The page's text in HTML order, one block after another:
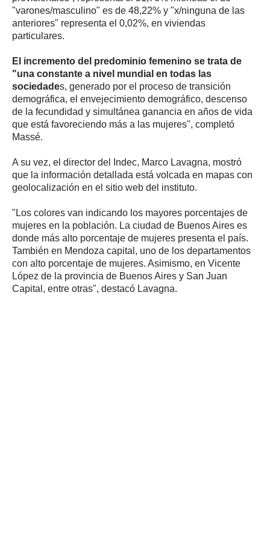
"varones/masculino" es de 48,22% y "x/ninguna de las
anteriores" representa el 0,02%, en viviendas
particulares.
El incremento del predominio femenino se trata de
"una constante a nivel mundial en todas las
sociedades, generado por el proceso de transición
demográfica, el envejecimiento demográfico, descenso
de la fecundidad y simultánea ganancia en años de vida
que está favoreciendo más a las mujeres", completó
Massé.
A su vez, el director del Indec, Marco Lavagna, mostró
que la información detallada está volcada en mapas con
geolocalización en el sitio web del instituto.
"Los colores van indicando los mayores porcentajes de
mujeres en la población. La ciudad de Buenos Aires es
donde más alto porcentaje de mujeres presenta el país.
También en Mendoza capital, uno de los departamentos
con alto porcentaje de mujeres. Asimismo, en Vicente
López de la provincia de Buenos Aires y San Juan
Capital, entre otras", destacó Lavagna.